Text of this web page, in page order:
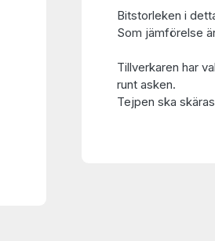
Bitstorleken i
Som jämförelse
Tillverkaren har
runt asken.
Tejpen ska